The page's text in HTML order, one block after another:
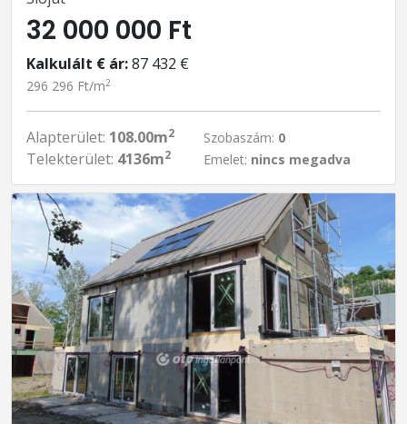
32 000 000 Ft
Kalkulált € ár:87 432 €
296 296 Ft/m2
Alapterület: 108.00m2
Telekterület: 4136m2
Szobaszám: 0
Emelet: nincs megadva